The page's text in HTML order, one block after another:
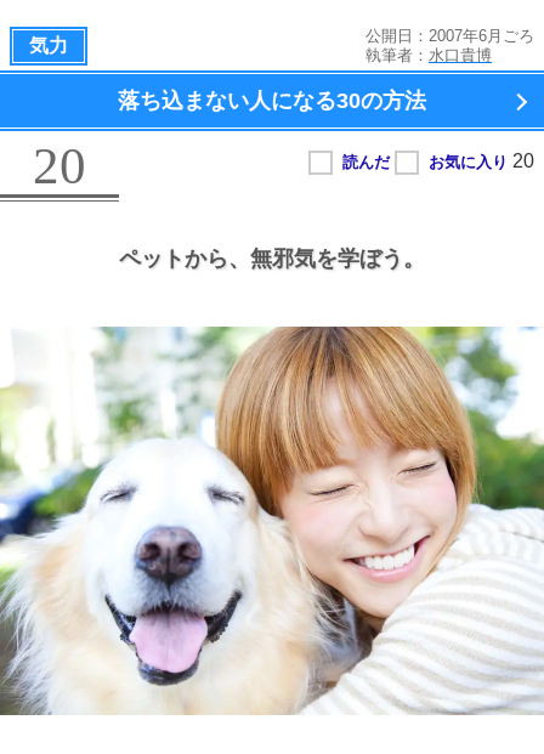
気力
公開日：2007年6月ごろ
執筆者： 水口貴博
落ち込まない人になる30の方法
20
ペットから、 無邪気を学ぼう。